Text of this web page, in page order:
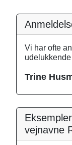
Vi har ofte
Trine
vejnavne